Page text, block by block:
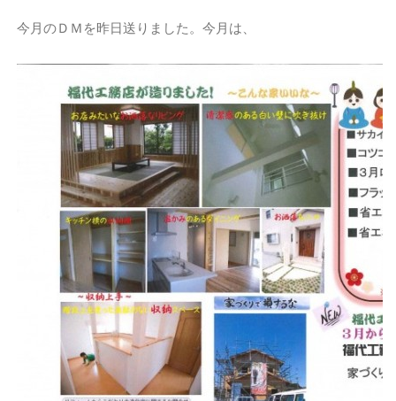
今月のＤＭを昨日送りました。今月は、